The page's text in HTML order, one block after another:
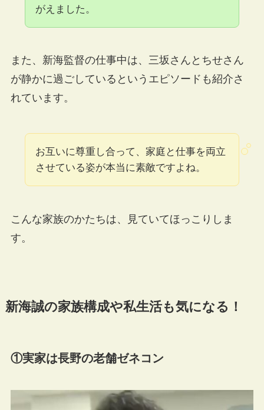
がえました。
また、新海監督の仕事中は、三坂さんとちせさん
が静かに過ごしているというエピソードも紹介さ
れています。
お互いに尊重し合って、家庭と仕事を両立
させている姿が本当に素敵ですよね。
こんな家族のかたちは、見ていてほっこりしま
す。
新海誠の家族構成や私生活も気になる！
①実家は長野の老舗ゼネコン